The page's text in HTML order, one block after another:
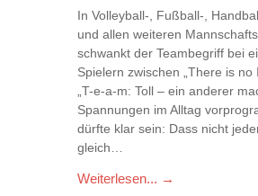
In Volleyball-, Fußball-,
und allen weiteren
schwankt der Teambegriff bei
Spielern zwischen „There is no
„T-e-a-m: Toll – ein anderer
Spannungen im Alltag
dürfte klar sein: Dass nicht
gleich…
Weiterlesen... →